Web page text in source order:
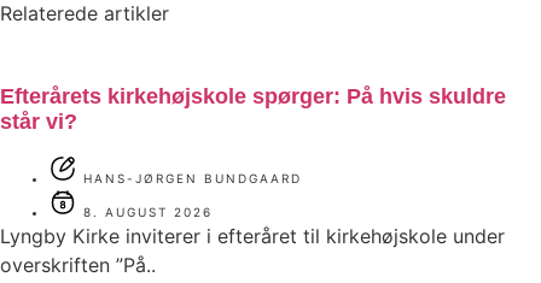
Relaterede artikler
Efterårets kirkehøjskole spørger: På hvis skuldre
står vi?
HANS-JØRGEN BUNDGAARD
8. AUGUST 2026
Lyngby Kirke inviterer i efteråret til kirkehøjskole under
overskriften ”På..